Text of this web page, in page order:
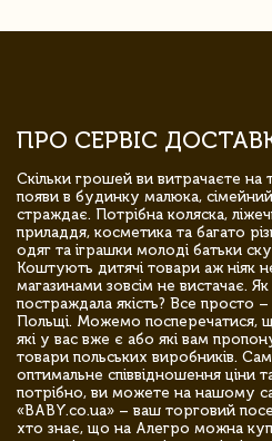
ПРО СЕРВІС
Скільки грошей ви витрачаєте на
появи в будинку малюка,
страждає. Потрібна коляска,
приладдя, косметика та багато
одяг та іграшки молоді батьки
Коштують дитячі товари аж ніяк
магазинами зовсім не вистачає.
постраждала якість? Все просто
Польщі. Можемо посперечатися,
які у вас вже є або які вам
товари польських виробників.
оптимальне співвідношення ціни
потрібно, ви можете на нашому
«BABY.co.ua» – ваш торговий
хто знає, що на Алегро можна